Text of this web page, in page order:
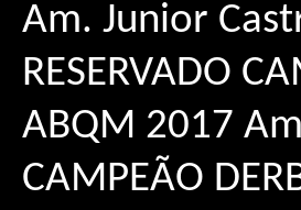
Am. Junior
RESERVADO
ABQM 2017
CAMPEÃO